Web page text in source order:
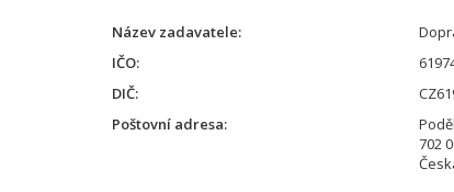
Název zadavatele
IČO
DIČ
Poštovní adresa
702